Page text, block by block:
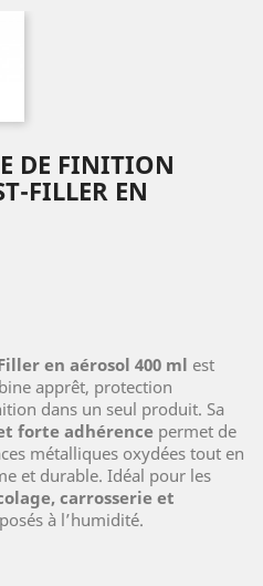
DE FINITION
FILLER EN
en aérosol 400 ml est
apprêt, protection
dans un seul produit. Sa
forte adhérence permet de
métalliques oxydées tout en
et durable. Idéal pour les
carrosserie et
à l’humidité.